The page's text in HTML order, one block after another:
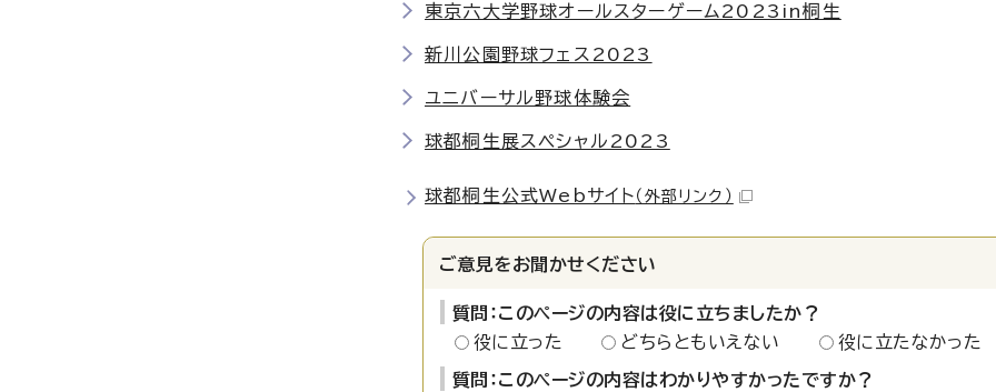
東京六大学野球オールスターゲーム2023in桐生
新川公園野球フェス2023
ユニバーサル野球体験会
球都桐生展スペシャル2023
球都桐生公式Webサイト （外部リンク）
ご意見をお聞かせください
質問：このページの内容は役に立ちましたか？
役に立った
どちらともいえない 役に立たなかった
質問：このページの内容はわかりやすかったですか？